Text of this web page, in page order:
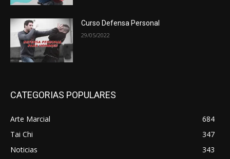
Curso Defensa Personal
29/05/2022
CATEGORIAS POPULARES
Arte Marcial
684
Tai Chi
347
Noticias
343